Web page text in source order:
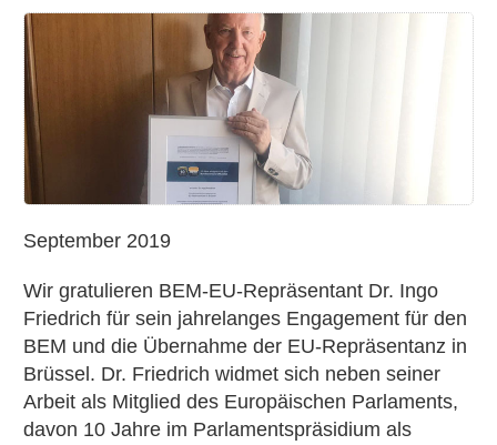
Ehrenmitgliedschaft
BEM-
EU-
Repräsentant
Dr.
Ingo
Friedrich
September 2019
Wir gratulieren BEM-EU-Repräsentant Dr. Ingo
Friedrich für sein jahrelanges Engagement für den
BEM und die Übernahme der EU-Repräsentanz in
Brüssel. Dr. Friedrich widmet sich neben seiner
Arbeit als Mitglied des Europäischen Parlaments,
davon 10 Jahre im Parlamentspräsidium als